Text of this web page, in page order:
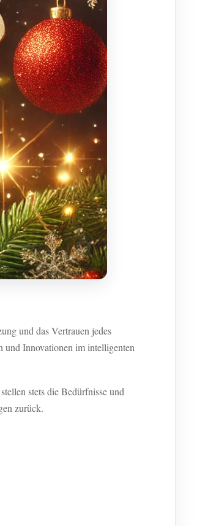
und das Vertrauen jedes
und Innovationen im intelligenten
stets die Bedürfnisse und
zurück.